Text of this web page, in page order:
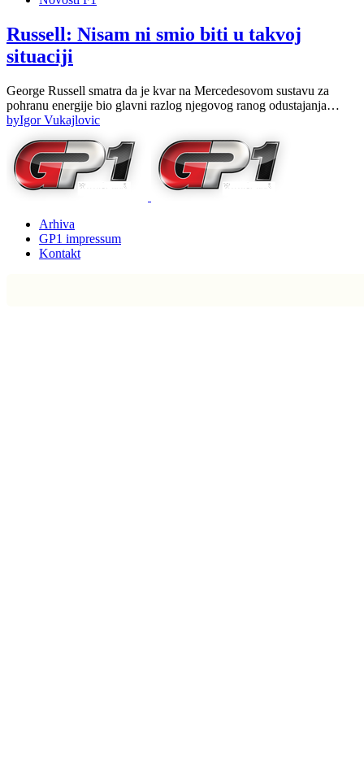
Russell: Nisam ni smio biti u takvoj
situaciji
George Russell smatra da je kvar na Mercedesovom sustavu za
pohranu energije bio glavni razlog njegovog ranog odustajanja…
byIgor Vukajlovic
Arhiva
GP1 impressum
Kontakt